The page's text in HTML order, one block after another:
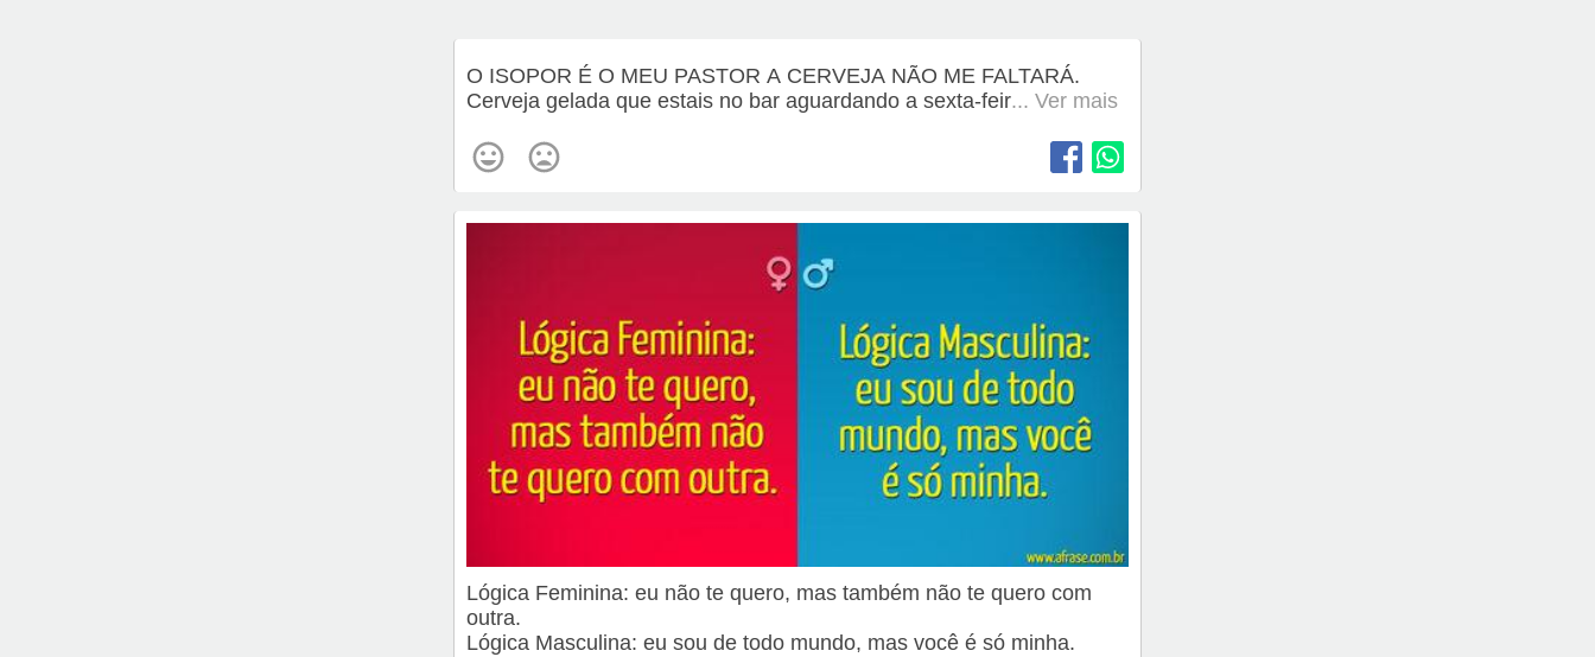
O ISOPOR É O MEU PASTOR A CERVEJA NÃO ME FALTARÁ.
Cerveja gelada que estais no bar aguardando a sexta-feir... Ver mais
Lógica Feminina: eu não te quero, mas também não te quero com
outra.
Lógica Masculina: eu sou de todo mundo, mas você é só minha.